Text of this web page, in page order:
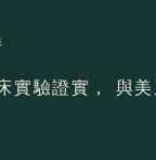
實驗證實， 與